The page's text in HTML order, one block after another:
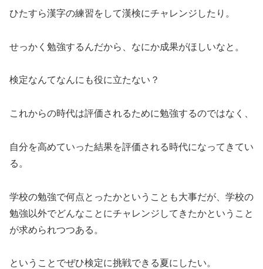
ひたすら漢字の練習をして漢検にチャレンジしたり。
せっかく勉強するんだから、なにか成果がほしいなと。
検定なんてなんにも役に立たない？
これからの時代は評価されるために勉強するのではなく、
自分を高めていった結果を評価される時代になってきてい
る。
学校の勉強で何点とったかということも大事だが、学校の
勉強以外でどんなことにチャレンジしてきたかということ
が求められつつある。
ということでぜひ検定に挑戦できる夏にしたい。